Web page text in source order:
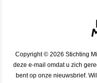
Copyright © 2026 Stichting
deze e-mail omdat u zich
bent op onze nieuwsbrief.